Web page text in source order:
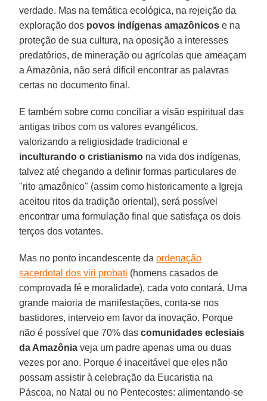
verdade. Mas na temática ecológica, na rejeição da
exploração dos povos indígenas amazônicos e na
proteção de sua cultura, na oposição a interesses
predatórios, de mineração ou agrícolas que ameaçam
a Amazônia, não será difícil encontrar as palavras
certas no documento final.
E também sobre como conciliar a visão espiritual das
antigas tribos com os valores evangélicos,
valorizando a religiosidade tradicional e
inculturando o cristianismo na vida dos indígenas,
talvez até chegando a definir formas particulares de
"rito amazônico" (assim como historicamente a Igreja
aceitou ritos da tradição oriental), será possível
encontrar uma formulação final que satisfaça os dois
terços dos votantes.
Mas no ponto incandescente daordenação
sacerdotal dos viri probati (homens casados ​​de
comprovada fé e moralidade), cada voto contará. Uma
grande maioria de manifestações, conta-se nos
bastidores, interveio em favor da inovação. Porque
não é possível que 70% dascomunidades eclesiais
da Amazônia veja um padre apenas uma ou duas
vezes por ano. Porque é inaceitável que eles não
possam assistir à celebração da Eucaristia na
Páscoa, no Natal ou no Pentecostes: alimentando-se